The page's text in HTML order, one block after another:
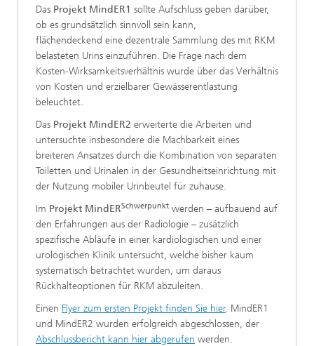
Das Projekt MindER1 sollte Aufschluss geben darüber,
ob es grundsätzlich sinnvoll sein kann,
flächendeckend eine dezentrale Sammlung des mit RKM
belasteten Urins einzuführen. Die Frage nach dem
Kosten-Wirksamkeitsverhältnis wurde über das Verhältnis
von Kosten und erzielbarer Gewässerentlastung
beleuchtet.
Das Projekt MindER2 erweiterte die Arbeiten und
untersuchte insbesondere die Machbarkeit eines
breiteren Ansatzes durch die Kombination von separaten
Toiletten und Urinalen in der Gesundheitseinrichtung mit
der Nutzung mobiler Urinbeutel für zuhause.
Im Projekt MindERSchwerpunkt werden – aufbauend auf
den Erfahrungen aus der Radiologie – zusätzlich
spezifische Abläufe in einer kardiologischen und einer
urologischen Klinik untersucht, welche bisher kaum
systematisch betrachtet wurden, um daraus
Rückhalteoptionen für RKM abzuleiten.
Einen Flyer zum ersten Projekt finden Sie hier. MindER1
und MindER2 wurden erfolgreich abgeschlossen, der
Abschlussbericht kann hier abgerufen werden.